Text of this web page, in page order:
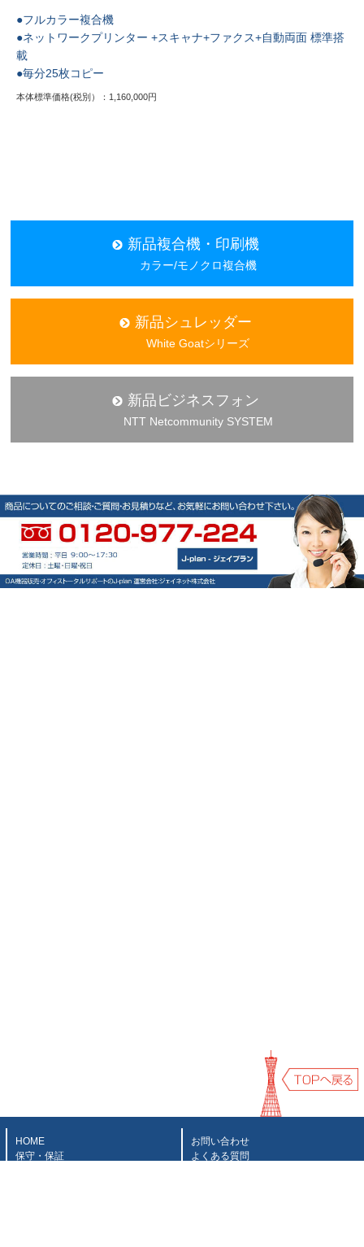
●フルカラー複合機
●ネットワークプリンター +スキャナ+ファクス+自動両面 標準搭
載
●毎分25枚コピー
本体標準価格(税別）：1,160,000円
新品複合機・印刷機
カラー/モノクロ複合機
新品シュレッダー
White Goatシリーズ
新品ビジネスフォン
NTT Netcommunity SYSTEM
HOME
保守・保証
お問い合わせ
よくある質問